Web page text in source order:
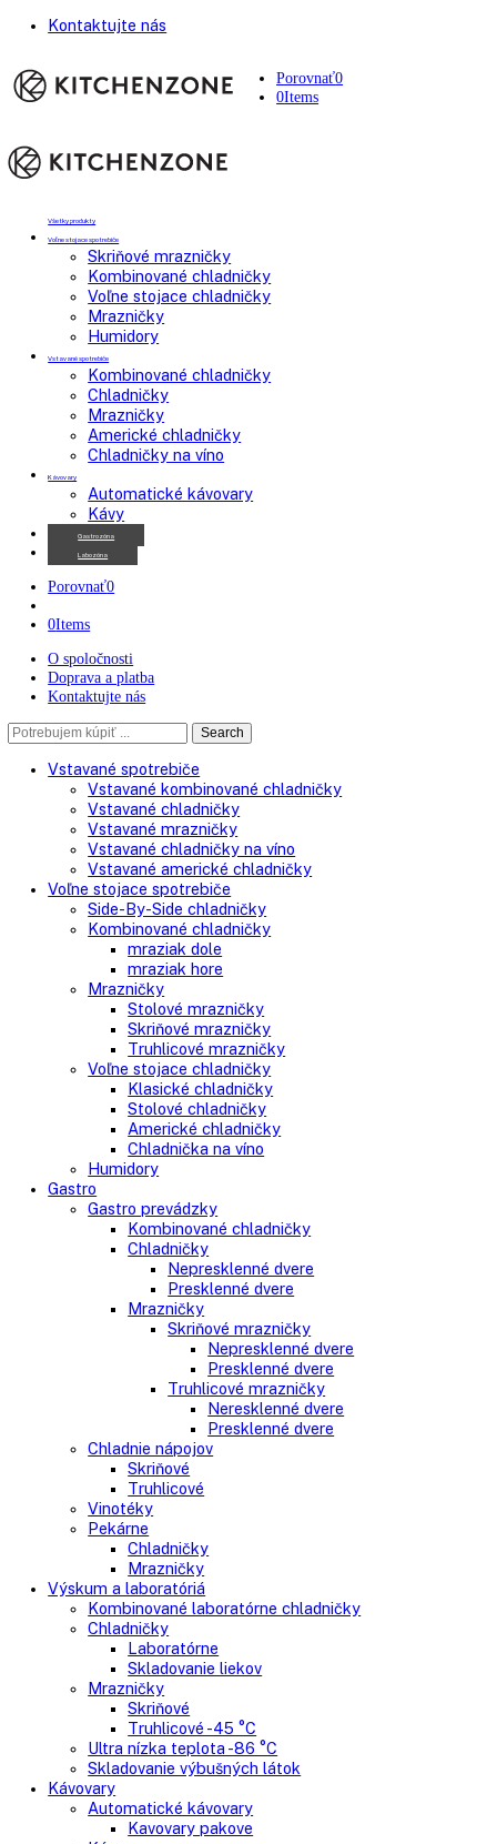
Kontaktujte nás
Porovnať
0Items
Všetky produkty
Voľne stojace spotrebiče
Skriňové mrazničky
Kombinované chladničky
Voľne stojace chladničky
Mrazničky
Humidory
Vstavané spotrebiče
Kombinované chladničky
Chladničky
Mrazničky
Americké chladničky
Chladničky na víno
Automatické kávovary
Kávy
Gastrozóna
Porovnať 0
0Items
O spoločnosti
Kontaktujte nás
Search
Vstavané spotrebiče
Vstavané kombinované chladničky
Vstavané chladničky
Vstavané mrazničky
Vstavané chladničky na víno
Vstavané americké chladničky
Voľne stojace spotrebiče
Side-By-Side chladničky
Kombinované chladničky
mraziak dole
mraziak hore
Mrazničky
Stolové mrazničky
Skriňové mrazničky
Truhlicové mrazničky
Klasické chladničky
Stolové chladničky
Americké chladničky
Chladnička na víno
Humidory
Gastro prevádzky
Kombinované chladničky
Chladničky
Nepresklenné dvere
Presklenné dvere
Mrazničky
Skriňové mrazničky
Truhlicové mrazničky
Chladnie nápojov
Skriňové
Truhlicové
Vinotéky
Pekárne
Chladničky
Mrazničky
Výskum a laboratóriá
Kombinované laboratórne chladničky
Chladničky
Laboratórne